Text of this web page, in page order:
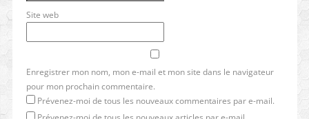
Site web
Enregistrer mon nom, mon e-mail et mon site dans le navigateur
pour mon prochain commentaire.
Prévenez-moi de tous les nouveaux commentaires par e-mail.